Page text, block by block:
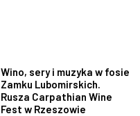
Wino, sery i muzyka w fosie
Zamku Lubomirskich.
Rusza Carpathian Wine
Fest w Rzeszowie